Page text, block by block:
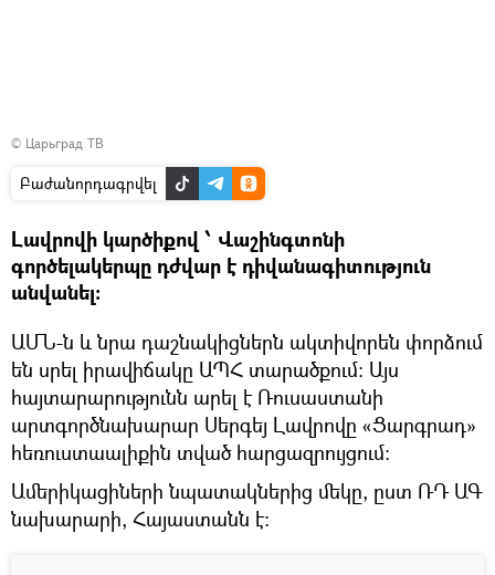
© Царьград ТВ
Բաժանորդագրվել
Լավրովի կարծիքով ՝ Վաշինգտոնի
գործելակերպը դժվար է դիվանագիտություն
անվանել:
ԱՄՆ-ն և նրա դաշնակիցներն ակտիվորեն փորձում
են սրել իրավիճակը ԱՊՀ տարածքում։ Այս
հայտարարությունն արել է Ռուսաստանի
արտգործնախարար Սերգեյ Լավրովը «Ցարգրադ»
հեռուստաալիքին տված հարցազրույցում։
Ամերիկացիների նպատակներից մեկը, ըստ ՌԴ ԱԳ
նախարարի, Հայաստանն է։